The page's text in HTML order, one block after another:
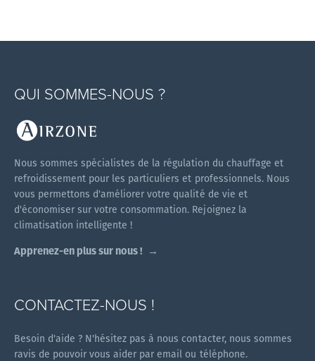
QUI SOMMES-NOUS ?
Nous sommes spécialistes de la régulation du chauffage et
refroidissement pour les particuliers et professionnels. Nous
vous permettons d'améliorer votre qualité de vie et
d'économiser sur votre consommation. Rejoignez la
climatisation intelligente !
Apprenez-en plus sur nous !
CONTACTEZ-NOUS !
Besoin d'aide ? N'hésitez pas à nous contacter, nous sommes
ravis de pouvoir vous aider par email ou téléphone.